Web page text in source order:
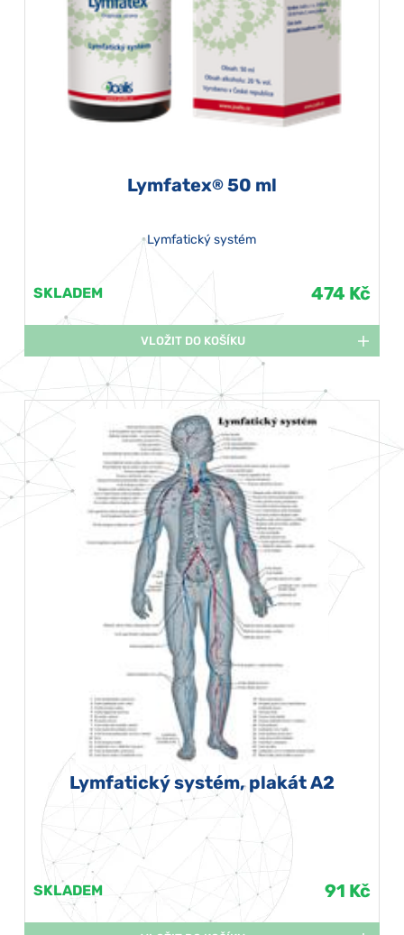
Lymfatex® 50 ml
Lymfatický systém
SKLADEM 474 Kč
VLOŽIT DO KOŠÍKU
Lymfatický systém, plakát A2
SKLADEM 91 Kč